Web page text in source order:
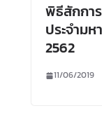
พิธีสักกา
ประจำม
2562
11/06/2019